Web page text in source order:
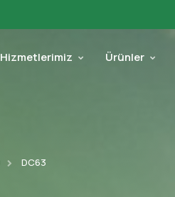
Hizmetlerimiz Ürünler
DC63